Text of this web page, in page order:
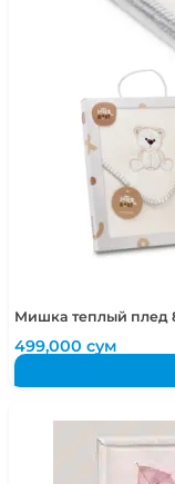
Мишка теплый плед
499,000сум